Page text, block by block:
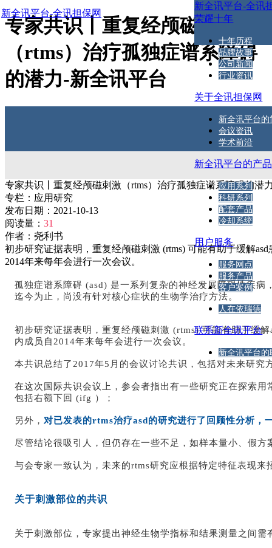
专家共识丨重复经颅磁刺激
（rtms）治疗孤独症谱系障碍
的潜力-新全讯平台
新全讯平台-全讯担保网
新全讯平台-全讯
荣耀十年
十年历程
品牌故事
公司新闻
行业资讯
关于全讯担保网
新全讯平台的
会议资讯
学术前沿
新全讯平台的产
应用系列
科研系列
配套产品
冷却系统
用户服务
服务网点
服务产品
客户案例
人在依瑞德
联系新全讯平台
新全讯平台的
专家共识丨重复经颅磁刺激（rtms）治疗孤独症谱系障碍的潜
专栏： 应用研究
发布日期： 2021-10-13
阅读量： 31
作者： 尧利书
初步研究证据表明，重复经颅磁刺激 (rtms) 可能有助于缓解
2014年来每年会进行一次会议。
孤独症谱系障碍 (asd) 是一系列复杂的神经发展障碍性疾
迄今为止，尚没有针对核心症状的生物学治疗方法。
初步研究证据表明，重复经颅磁刺激 (rtms) 可能有助于缓
内成员自2014年来每年会进行一次会议。
本共识总结了2017年5月的会议讨论共识，包括对未来研
在这次国际共识会议上，参会者指出有一些研究正在探索
包括右额下回 (ifg ）；
另外， 对已发表的rtms治疗asd的研究进行了回顾性分析，
尽管结论很吸引人，但仍存在一些不足，如样本量小、假
与会专家一致认为，未来的rtms研究应根据特定特征表现来
关于刺激部位的共识
关于刺激部位，专家提出神经生物学指标和结果测量之间